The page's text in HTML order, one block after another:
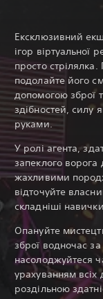
Ексклюзивний
ігор віртуальної
просто
подолайте його
допомогою зброї
здібностей, силу
руками.
У ролі агента,
запеклого
жахливими
відточуйте
складніші навички
Опануйте
зброї водночас
насолоджуйтеся
урахуванням
роздільною